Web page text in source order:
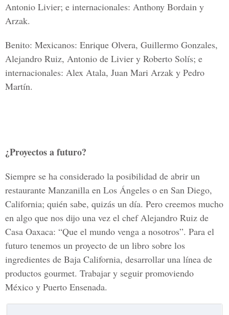
Antonio Livier; e internacionales: Anthony Bordain y
Arzak.
Benito: Mexicanos: Enrique Olvera, Guillermo Gonzales,
Alejandro Ruiz, Antonio de Livier y Roberto Solís; e
internacionales: Alex Atala, Juan Mari Arzak y Pedro
Martín.
¿Proyectos a futuro?
Siempre se ha considerado la posibilidad de abrir un
restaurante Manzanilla en Los Ángeles o en San Diego,
California; quién sabe, quizás un día. Pero creemos mucho
en algo que nos dijo una vez el chef Alejandro Ruiz de
Casa Oaxaca: “Que el mundo venga a nosotros”. Para el
futuro tenemos un proyecto de un libro sobre los
ingredientes de Baja California, desarrollar una línea de
productos gourmet. Trabajar y seguir promoviendo
México y Puerto Ensenada.